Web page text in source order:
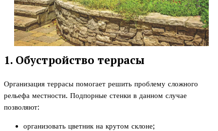
1. Обустройство террасы
Организация террасы помогает решить проблему сложного
рельефа местности. Подпорные стенки в данном случае
позволяют:
организовать цветник на крутом склоне;